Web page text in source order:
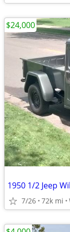
1950 1/2 Jeep
7/26 72k mi
$24,000